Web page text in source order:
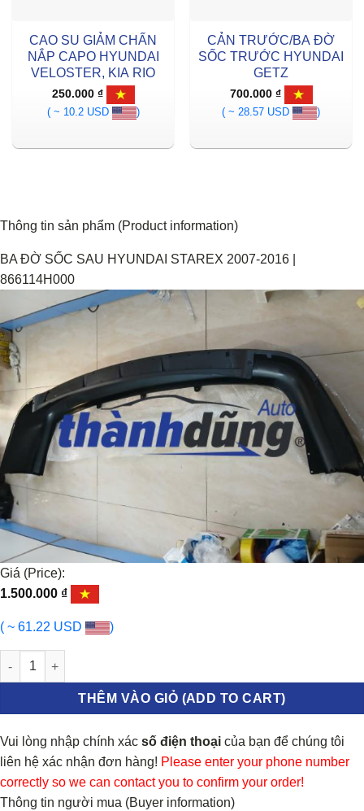
CAO SU GIẢM CHẤN
NẮP CAPO HYUNDAI
VELOSTER, KIA RIO
250.000 ₫
( ~ 10.2 USD
)
CẢN TRƯỚC/BA ĐỜ
SỐC TRƯỚC HYUNDAI
GETZ
700.000 ₫
( ~ 28.57 USD
)
Thông tin sản phẩm (Product information)
BA ĐỜ SỐC SAU HYUNDAI STAREX 2007-2016 |
866114H000
Giá (Price):
1.500.000 ₫
( ~ 61.22 USD )
BA ĐỜ SỐC SAU HYUNDAI STAREX 2007-2016 | 866114H000 số
THÊM VÀO GIỎ (ADD TO CART)
Vui lòng nhập chính xác số điện thoại của bạn để chúng tôi
liên hệ xác nhận đơn hàng! Please enter your phone number
correctly so we can contact you to confirm your order!
Thông tin người mua (Buyer information)